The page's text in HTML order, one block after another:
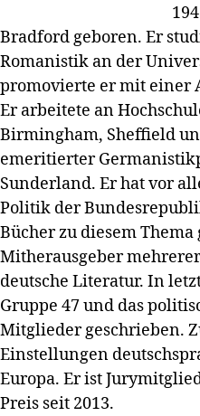
Bradford geboren. Er
Romanistik an der
promovierte er mit einer
Er arbeitete an
Birmingham, Sheffield
emeritierter
Sunderland. Er hat vor
Politik der
Bücher zu diesem
Mitherausgeber
deutsche Literatur. In
Gruppe 47 und das
Mitglieder geschrieben.
Einstellungen
Europa. Er ist
Preis seit 2013.